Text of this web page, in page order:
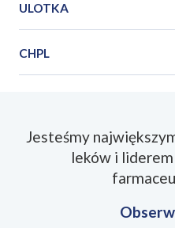
ULOTKA
CHPL
Jesteśmy
leków i